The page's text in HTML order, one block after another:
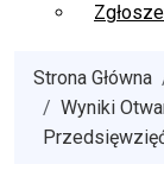
Strona Główna
Wyniki